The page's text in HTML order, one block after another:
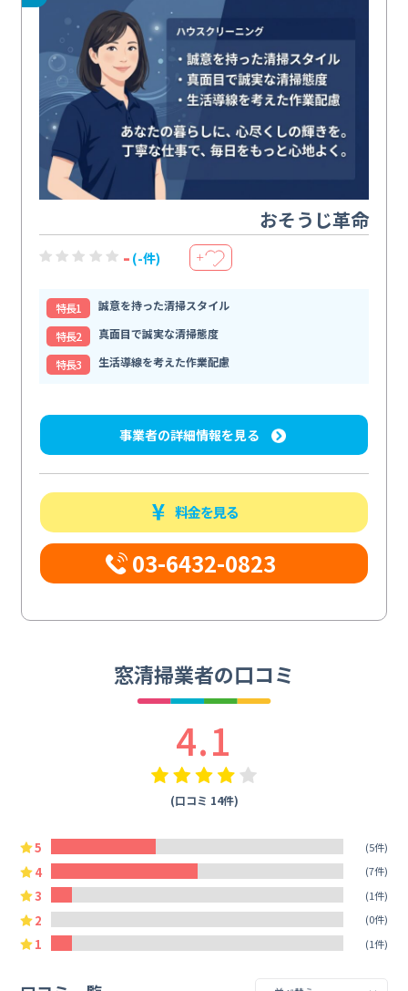
おそうじ革命
- (-件) ＋
特⻑1
誠意を持った清掃スタイル
特⻑2
真面目で誠実な清掃態度
特⻑3
生活導線を考えた作業配慮
事業者の詳細情報を見る
料金を見る
03-6432-0823
窓清掃業者の口コミ
4.1
(口コミ 14件)
5 (5件)
4 (7件)
3 (1件)
2 (0件)
1 (1件)